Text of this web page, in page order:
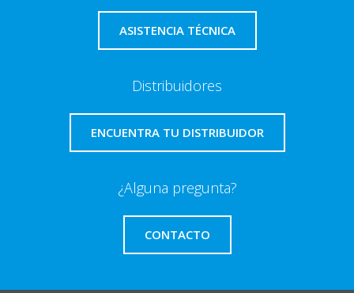
ASISTENCIA TÉCNICA
Distribuidores
ENCUENTRA TU DISTRIBUIDOR
¿Alguna pregunta?
CONTACTO